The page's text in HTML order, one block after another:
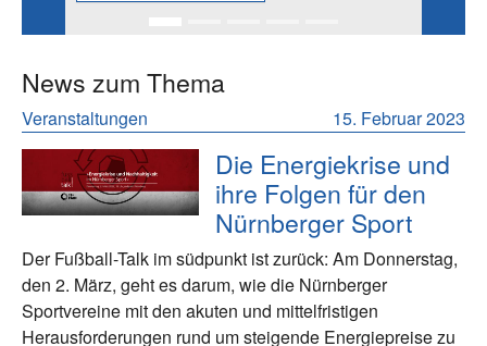
News zum Thema
15. Februar 2023
Veranstaltungen
Die Energiekrise und
ihre Folgen für den
Nürnberger Sport
Der Fußball-Talk im südpunkt ist zurück: Am Donnerstag,
den 2. März, geht es darum, wie die Nürnberger
Sportvereine mit den akuten und mittelfristigen
Herausforderungen rund um steigende Energiepreise zu